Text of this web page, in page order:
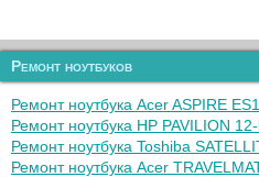
Ремонт ноутбуков
Ремонт ноутбука Acer ASPIRE
Ремонт ноутбука HP PAVILION
Ремонт ноутбука Toshiba
Ремонт ноутбука Acer